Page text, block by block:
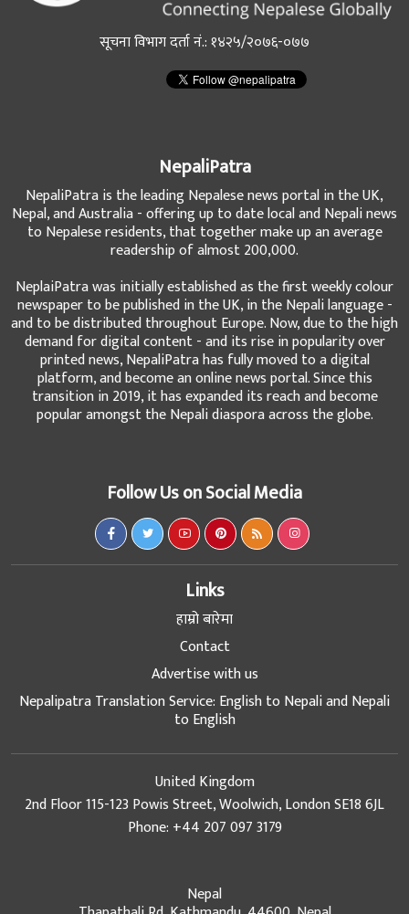
सूचना विभाग दर्ता नं.: १४२५/२०७६-०७७
NepaliPatra
NepaliPatra is the leading Nepalese news portal in the UK,
Nepal, and Australia - offering up to date local and Nepali news
to Nepalese residents, that together make up an average
readership of almost 200,000.
NeplaiPatra was initially established as the first weekly colour
newspaper to be published in the UK, in the Nepali language -
and to be distributed throughout Europe. Now, due to the high
demand for digital content - and its rise in popularity over
printed news, NepaliPatra has fully moved to a digital
platform, and become an online news portal. Since this
transition in 2019, it has expanded its reach and become
popular amongst the Nepali diaspora across the globe.
Follow Us on Social Media
Links
हाम्रो बारेमा
Contact
Advertise with us
Nepalipatra Translation Service: English to Nepali and Nepali
to English
United Kingdom
2nd Floor 115-123 Powis Street, Woolwich, London SE18 6JL
Phone: +44 207 097 3179
Nepal